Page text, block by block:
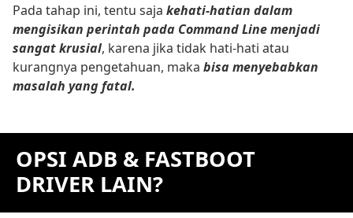
Pada tahap ini, tentu saja kehati-hatian dalam
mengisikan perintah pada Command Line menjadi
sangat krusial, karena jika tidak hati-hati atau
kurangnya pengetahuan, maka bisa menyebabkan
masalah yang fatal.
OPSI ADB & FASTBOOT
DRIVER LAIN?